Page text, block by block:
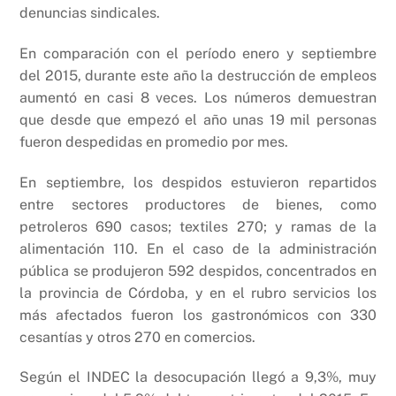
denuncias sindicales.
En comparación con el período enero y septiembre
del 2015, durante este año la destrucción de empleos
aumentó en casi 8 veces. Los números demuestran
que desde que empezó el año unas 19 mil personas
fueron despedidas en promedio por mes.
En septiembre, los despidos estuvieron repartidos
entre sectores productores de bienes, como
petroleros 690 casos; textiles 270; y ramas de la
alimentación 110. En el caso de la administración
pública se produjeron 592 despidos, concentrados en
la provincia de Córdoba, y en el rubro servicios los
más afectados fueron los gastronómicos con 330
cesantías y otros 270 en comercios.
Según el INDEC la desocupación llegó a 9,3%, muy